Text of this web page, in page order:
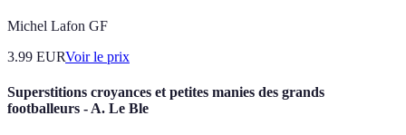
Michel Lafon GF
3.99 EURVoir le prix
Superstitions croyances et petites manies des grands
footballeurs - A. Le Ble